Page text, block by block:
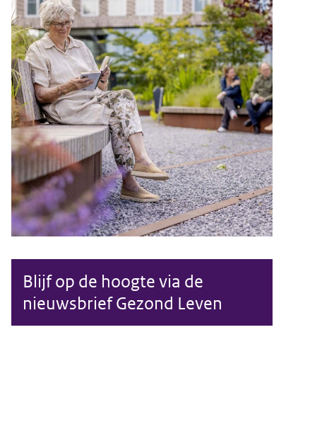
Nieuwsbrief Gezond Leven
Blijf op de hoogte via de
nieuwsbrief Gezond Leven